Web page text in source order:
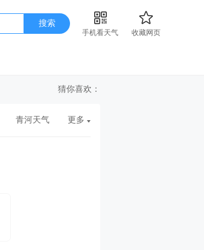
搜索
手机看天气
收藏网页
猜你喜欢：
青河天气 更多